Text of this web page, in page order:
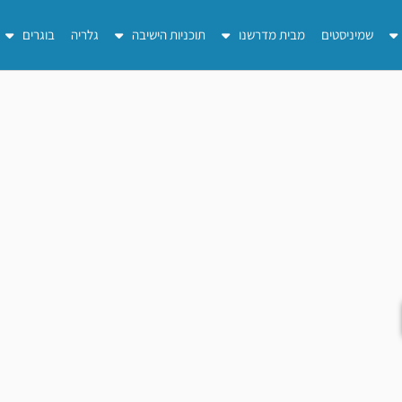
שמיניסטים מבית מדרשנו תוכניות הישיבה גלריה בוגרים